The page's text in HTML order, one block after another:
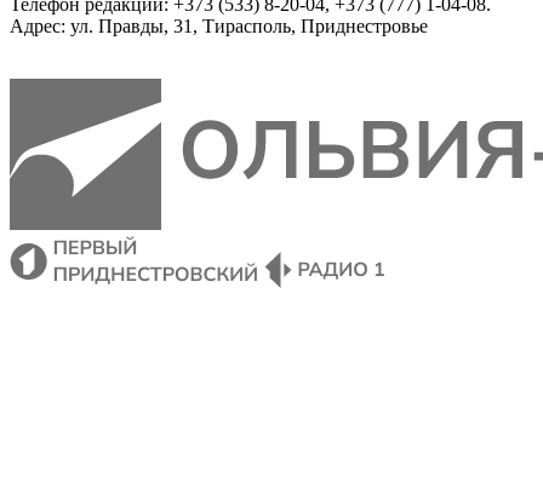
Адрес: ул. Правды, 31, Тирасполь, Приднестровье